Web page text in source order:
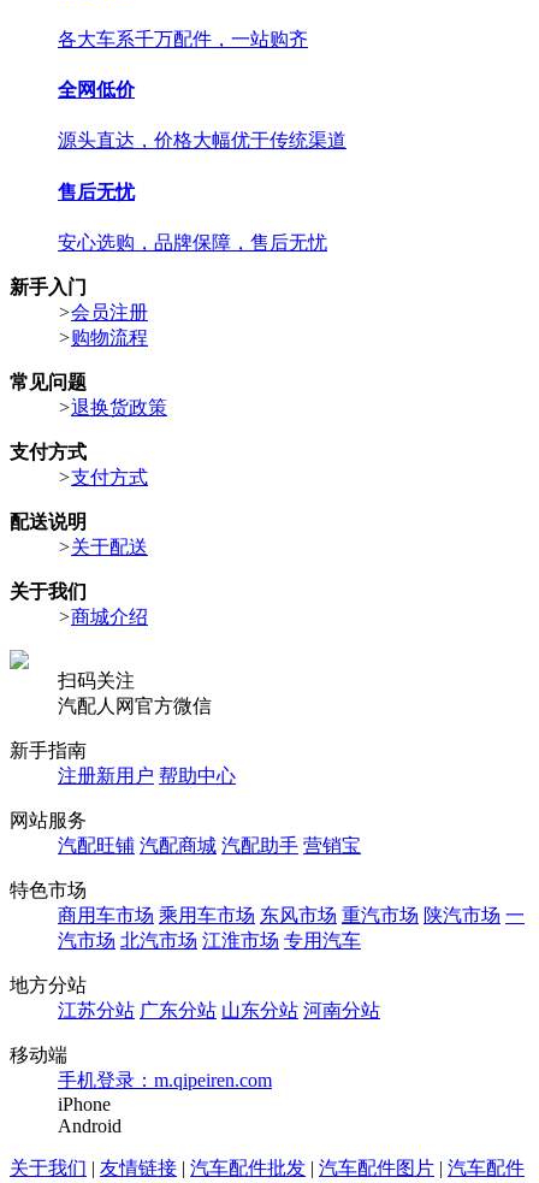
各大车系千万配件，一站购齐
全网低价
源头直达，价格大幅优于传统渠道
售后无忧
安心选购，品牌保障，售后无忧
新手入门
>会员注册
>购物流程
常见问题
>退换货政策
支付方式
>支付方式
配送说明
>关于配送
关于我们
>商城介绍
扫码关注
汽配人网官方微信
新手指南
注册新用户 帮助中心
网站服务
汽配旺铺 汽配商城 汽配助手 营销宝
特色市场
商用车市场 乘用车市场 东风市场 重汽市场 陕汽市场 一
汽市场 北汽市场 江淮市场 专用汽车
地方分站
江苏分站 广东分站 山东分站 河南分站
移动端
手机登录：m.qipeiren.com
iPhone
Android
关于我们 | 友情链接 | 汽车配件批发 | 汽车配件图片 | 汽车配件